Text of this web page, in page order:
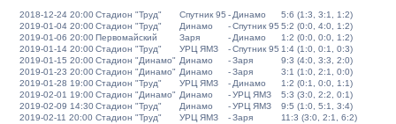
2018-12-24 20:00Стадион "Труд" Спутник 95 - Динамо
5:6 (1:3, 3:1, 1:2)
2019-01-04 20:00Стадион "Труд" Динамо -Спутник 95 5:2 (0:0, 4:0, 1:2)
2019-01-06 20:00Первомайский Заря - Динамо
1:2 (0:0, 0:0, 1:2)
2019-01-14 20:00Стадион "Труд" УРЦ ЯМЗ -Спутник 95 1:4 (1:0, 0:1, 0:3)
2019-01-15 20:00Стадион "Динамо" Динамо -Заря
9:3 (4:0, 3:3, 2:0)
2019-01-23 20:00Стадион "Динамо" Динамо -Заря
3:1 (1:0, 2:1, 0:0)
2019-01-28 19:00Стадион "Труд" УРЦ ЯМЗ - Динамо
1:2 (0:1, 0:0, 1:1)
2019-02-01 19:00Стадион "Динамо" Динамо -УРЦ ЯМЗ
5:3 (3:0, 2:2, 0:1)
2019-02-09 14:30Стадион "Труд" Динамо -УРЦ ЯМЗ
9:5 (1:0, 5:1, 3:4)
2019-02-11 20:00 Стадион "Труд" УРЦ ЯМЗ -Заря
11:3 (3:0, 2:1, 6:2)